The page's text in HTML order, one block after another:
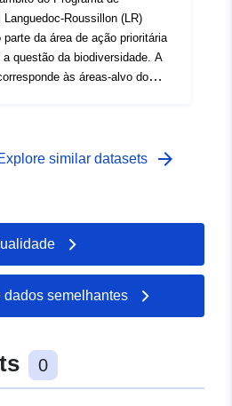
Roussillon (LR)
da área de ação prioritária
questão da biodiversidade. A
às áreas-alvo do
corredores): — ambientes
similar datasets arrow_forward
dados semelhantes
0